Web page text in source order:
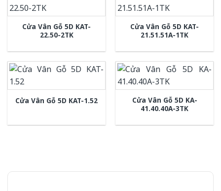
Cửa Vân Gỗ 5D KAT-
22.50-2TK
Cửa Vân Gỗ 5D KAT-
21.51.51A-1TK
Cửa Vân Gỗ 5D KAT-1.52
Cửa Vân Gỗ 5D KA-
41.40.40A-3TK